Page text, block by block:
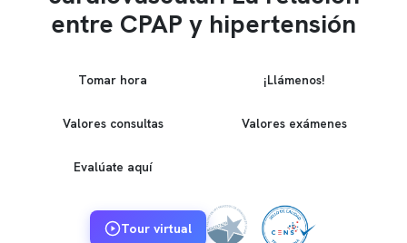
entre CPAP y hipertensión
Tomar hora ¡Llámenos!
Valores consultas Valores exámenes
Evalúate aquí
Tour virtual